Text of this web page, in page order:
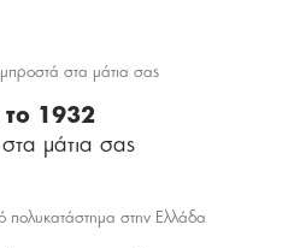
1932
μάτια σας